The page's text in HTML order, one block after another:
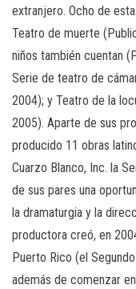
extranjero. Ocho de
Teatro de muerte
niños también cuentan
Serie de teatro de
2004); y Teatro de la
2005). Aparte de sus
producido 11 obras
Cuarzo Blanco, Inc. la
de sus pares una
la dramaturgia y la
productora creó, en
Puerto Rico (el
además de comenzar